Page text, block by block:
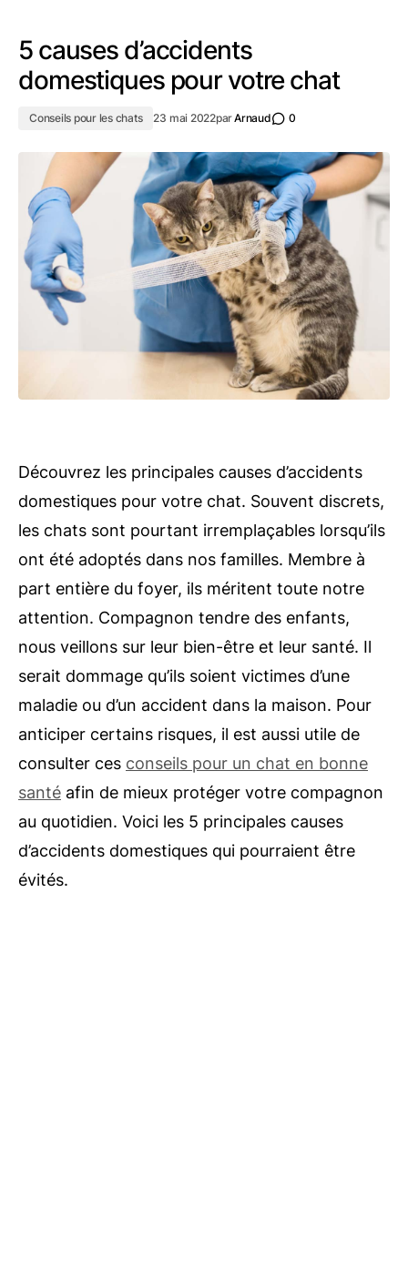
5 causes d’accidents
domestiques pour votre chat
Conseils pour les chats 23 mai 2022parArnaud 0
Découvrez les principales causes d’accidents
domestiques pour votre chat. Souvent discrets,
les chats sont pourtant irremplaçables lorsqu’ils
ont été adoptés dans nos familles. Membre à
part entière du foyer, ils méritent toute notre
attention. Compagnon tendre des enfants,
nous veillons sur leur bien-être et leur santé. Il
serait dommage qu’ils soient victimes d’une
maladie ou d’un accident dans la maison. Pour
anticiper certains risques, il est aussi utile de
consulter ces conseils pour un chat en bonne
santé afin de mieux protéger votre compagnon
au quotidien. Voici les 5 principales causes
d’accidents domestiques qui pourraient être
évités.